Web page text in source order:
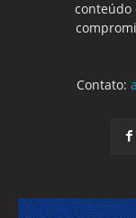
conteúdo
Contato: